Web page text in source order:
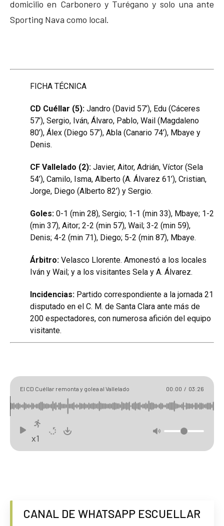
domicilio en Carbonero y Turégano y solo una ante
Sporting Nava como local.
FICHA TÉCNICA
CD Cuéllar (5): Jandro (David 57’), Edu (Cáceres
57’), Sergio, Iván, Álvaro, Pablo, Wail (Magdaleno
80’), Álex (Diego 57’), Abla (Canario 74’), Mbaye y
Denis.
CF Vallelado (2): Javier, Aitor, Adrián, Víctor (Sela
54’), Camilo, Isma, Alberto (A. Álvarez 61’), Cristian,
Jorge, Diego (Alberto 82’) y Sergio.
Goles: 0-1 (min 28), Sergio; 1-1 (min 33), Mbaye; 1-2
(min 37), Aitor; 2-2 (min 57), Wail; 3-2 (min 59),
Denis; 4-2 (min 71), Diego; 5-2 (min 87), Mbaye.
Árbitro: Velasco Llorente. Amonestó a los locales
Iván y Wail; y a los visitantes Sela y A. Álvarez.
Incidencias: Partido correspondiente a la jornada 21
disputado en el C. M. de Santa Clara ante más de
200 espectadores, con numerosa afición del equipo
visitante.
El CD Cuéllar remonta y golea al Vallelado 00:00 / 03:26
x1
CANAL DE WHATSAPP ESCUELLAR